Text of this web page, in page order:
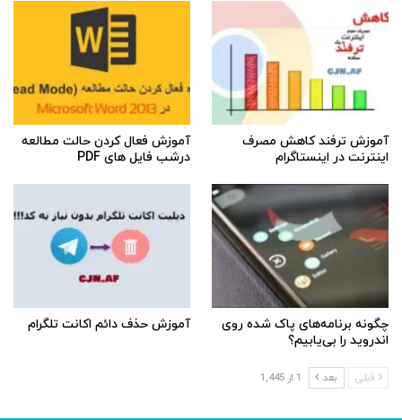
آموزش ترفند کاهش مصرف
اینترنت در اینستاگرام
آموزش فعال کردن حالت مطالعه
درشب فایل های PDF
چگونه برنامه‌های پاک شده روی
اندروید را بی‌یابیم؟
آموزش حذف دائم اکانت تلگرام
قبلی بعد 1 از 1,445